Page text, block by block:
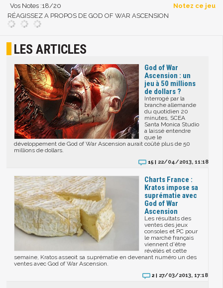
Vos Notes :18/20
Notez ce jeu
RÉAGISSEZ A PROPOS DE GOD OF WAR ASCENSION
LES ARTICLES
God of War
Ascension : un
jeu à 50 millions
de dollars ?
Interrogé par la
branche allemande
du quotidien 20
minutes, SCEA
Santa Monica Studio
a laissé entendre
que le
développement de God of War Ascension aurait coûté plus de 50
millions de dollars.
15 | 22/04/2013, 11:18
Charts France :
Kratos impose sa
suprématie avec
God of War
Ascension
Les résultats des
ventes des jeux
consoles et PC pour
le marché français
viennent d'être
révélés et cette
semaine, Kratos asseoit sa suprématie en devenant numéro un des
ventes avec God of War Ascension.
2 |27/03/2013, 17:18